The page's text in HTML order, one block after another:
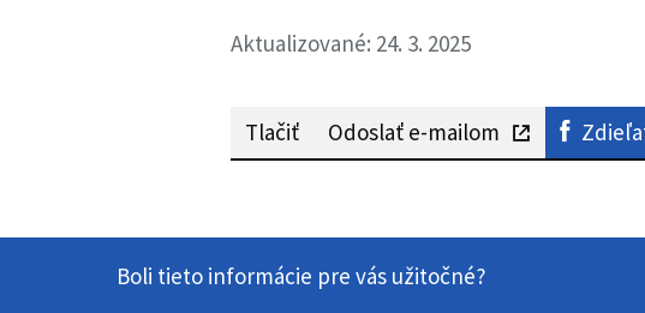
Aktualizované: 24. 3. 2025
Tlačiť Odoslať e-mailom
Boli tieto informácie pre vás užitočné?